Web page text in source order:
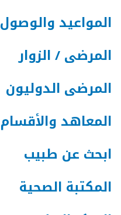
المواعيد والوصول
المرضى / الزوار
المرضى الدوليون
المعاهد والأقسام
ابحث عن طبيب
المكتبة الصحية